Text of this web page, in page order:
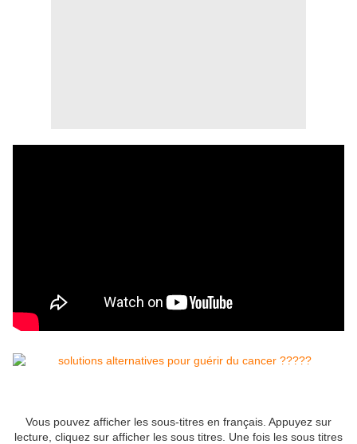
Vous pouvez afficher les sous-titres en français. Appuyez sur
lecture, cliquez sur afficher les sous titres. Une fois les sous titres